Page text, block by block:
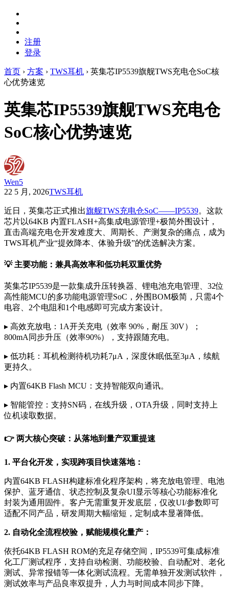
注册
登录
首页 › 方案 › TWS耳机 › 英集芯IP5539旗舰TWS充电仓SoC核
心优势速览
英集芯IP5539旗舰TWS充电仓
SoC核心优势速览
Wen5
22 5 月, 2026TWS耳机
近日，英集芯正式推出旗舰TWS充电仓SoC——IP5539。这款
芯片以64KB 内置FLASH+高集成电源管理+极简外围设计，
直击高端充电仓开发难度大、周期长、产测复杂的痛点，成为
TWS耳机产业“提效降本、体验升级”的优选解决方案。
💡 主要功能：兼具高效率和低功耗双重优势
英集芯IP5539是一款集成升压转换器、锂电池充电管理、32位
高性能MCU的多功能电源管理SoC，外围BOM极简，只需4个
电容、2个电阻和1个电感即可完成方案设计。
▸ 高效充放电：1A开关充电（效率 90%，耐压 30V）；
800mA同步升压（效率90%），支持跟随充电。
▸ 低功耗：耳机检测待机功耗7μA，深度休眠低至3μA，续航
更持久。
▸ 内置64KB Flash MCU：支持智能双向通讯。
▸ 智能管控：支持SN码，在线升级，OTA升级，同时支持上
位机读取数据。
👉 两大核心突破：从落地到量产双重提速
1. 平台化开发， 实现跨项目快速落地：
内置64KB FLASH构建标准化程序架构，将充放电管理、电池
保护、蓝牙通信、状态控制及复杂UI显示等核心功能标准化
封装为通用固件。客户无需重复开发底层，仅改UI/参数即可
适配不同产品，研发周期大幅缩短，定制成本显著降低。
2. 自动化全流程校验，赋能规模化量产：
依托64KB FLASH ROM的充足存储空间，IP5539可集成标准
化工厂测试程序，支持自动检测、功能校验、自动配对、老化
测试、异常报错等一体化测试流程。无需单独开发测试软件，
测试效率与产品良率双提升，人力与时间成本同步下降。